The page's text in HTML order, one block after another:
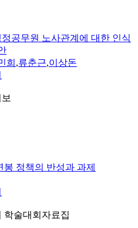
공무원 노사관계에 대한 인식
희 ,류춘근,이상돈
정책의 반성과 과제
학술대회자료집